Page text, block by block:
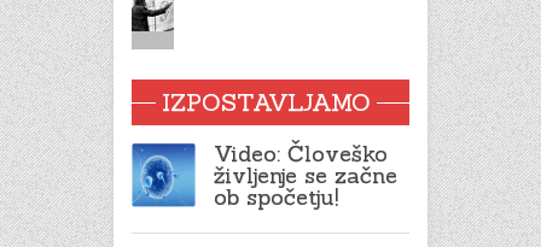
IZPOSTAVLJAMO
Video: Človeško
življenje se začne
ob spočetju!